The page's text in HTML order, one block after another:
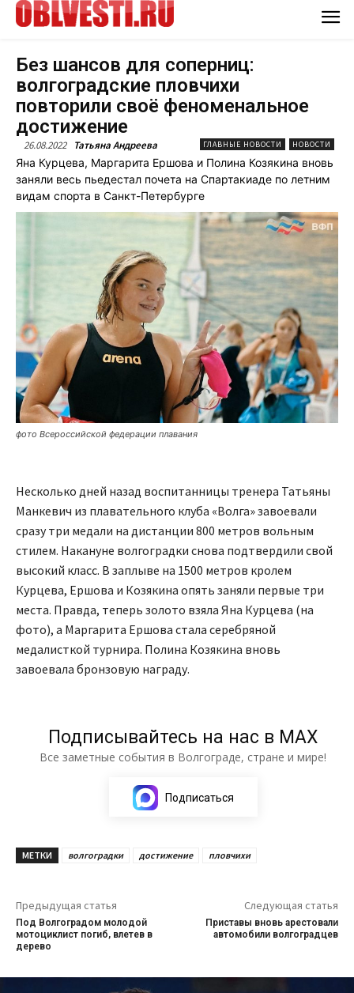
Без шансов для соперниц:
волгоградские пловчихи
повторили своё феноменальное
достижение
26.08.2022 Татьяна Андреева ГЛАВНЫЕ НОВОСТИ НОВОСТИ
Яна Курцева, Маргарита Ершова и Полина Козякина вновь
заняли весь пьедестал почета на Спартакиаде по летним
видам спорта в Санкт-Петербурге
фото Всероссийской федерации плавания
Несколько дней назад воспитанницы тренера Татьяны
Манкевич из плавательного клуба «Волга» завоевали
сразу три медали на дистанции 800 метров вольным
стилем. Накануне волгоградки снова подтвердили свой
высокий класс. В заплыве на 1500 метров кролем
Курцева, Ершова и Козякина опять заняли первые три
места. Правда, теперь золото взяла Яна Курцева (на
фото), а Маргарита Ершова стала серебряной
медалисткой турнира. Полина Козякина вновь
завоевала бронзовую награду.
Подписывайтесь на нас в МАХ
Все заметные события в Волгограде, стране и мире!
Подписаться
МЕТКИ волгоградки достижение пловчихи
Предыдущая статья
Под Волгоградом молодой
мотоциклист погиб, влетев в
дерево
Следующая статья
Приставы вновь арестовали
автомобили волгоградцев